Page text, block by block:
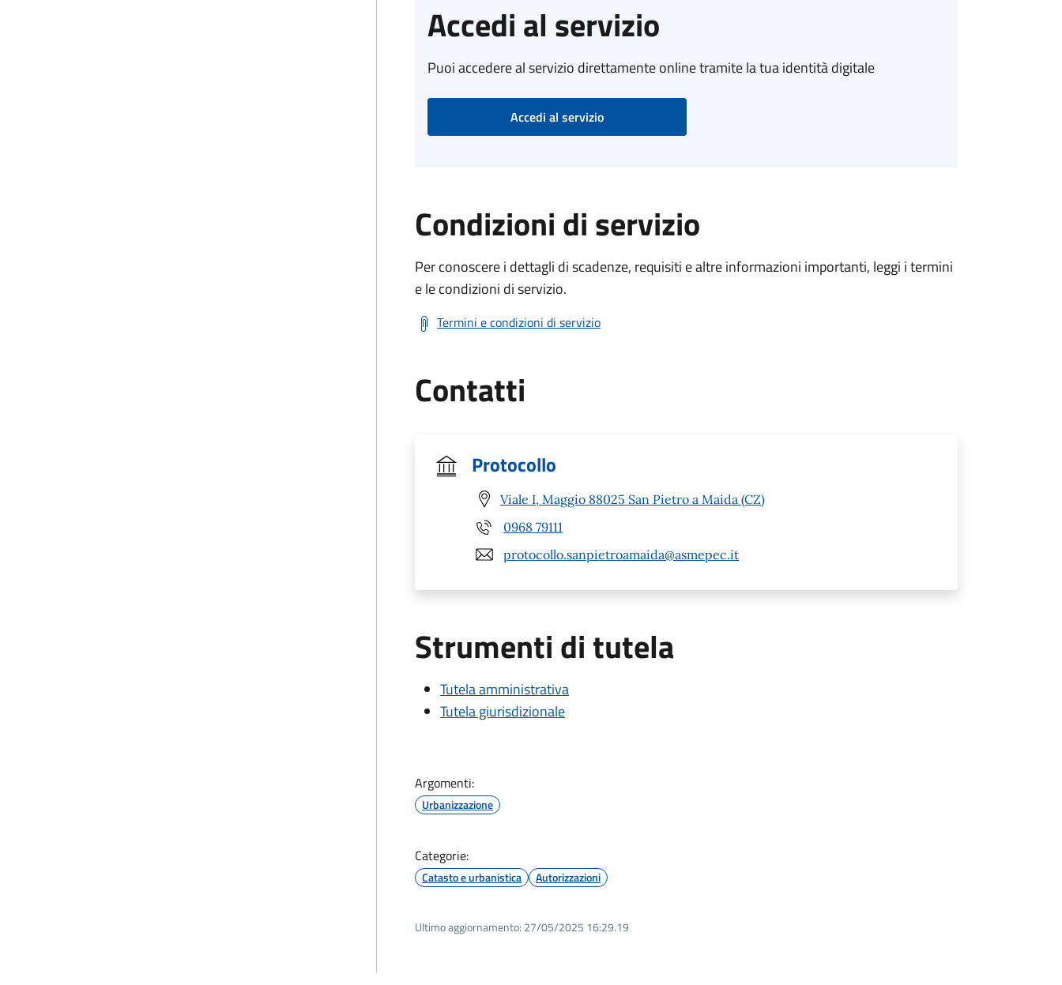
Accedi al servizio
Puoi accedere al servizio direttamente online tramite la tua identità digitale
Accedi al servizio
Condizioni di servizio
Per conoscere i dettagli di scadenze, requisiti e altre informazioni importanti, leggi i termini
e le condizioni di servizio.
Termini e condizioni di servizio
Contatti
Protocollo
Viale I, Maggio 88025 San Pietro a Maida (CZ)
0968 79111
protocollo.sanpietroamaida@asmepec.it
Strumenti di tutela
Tutela amministrativa
Tutela giurisdizionale
Argomenti:
Urbanizzazione
Categorie:
Catasto e urbanistica Autorizzazioni
Ultimo aggiornamento: 27/05/2025 16:29.19